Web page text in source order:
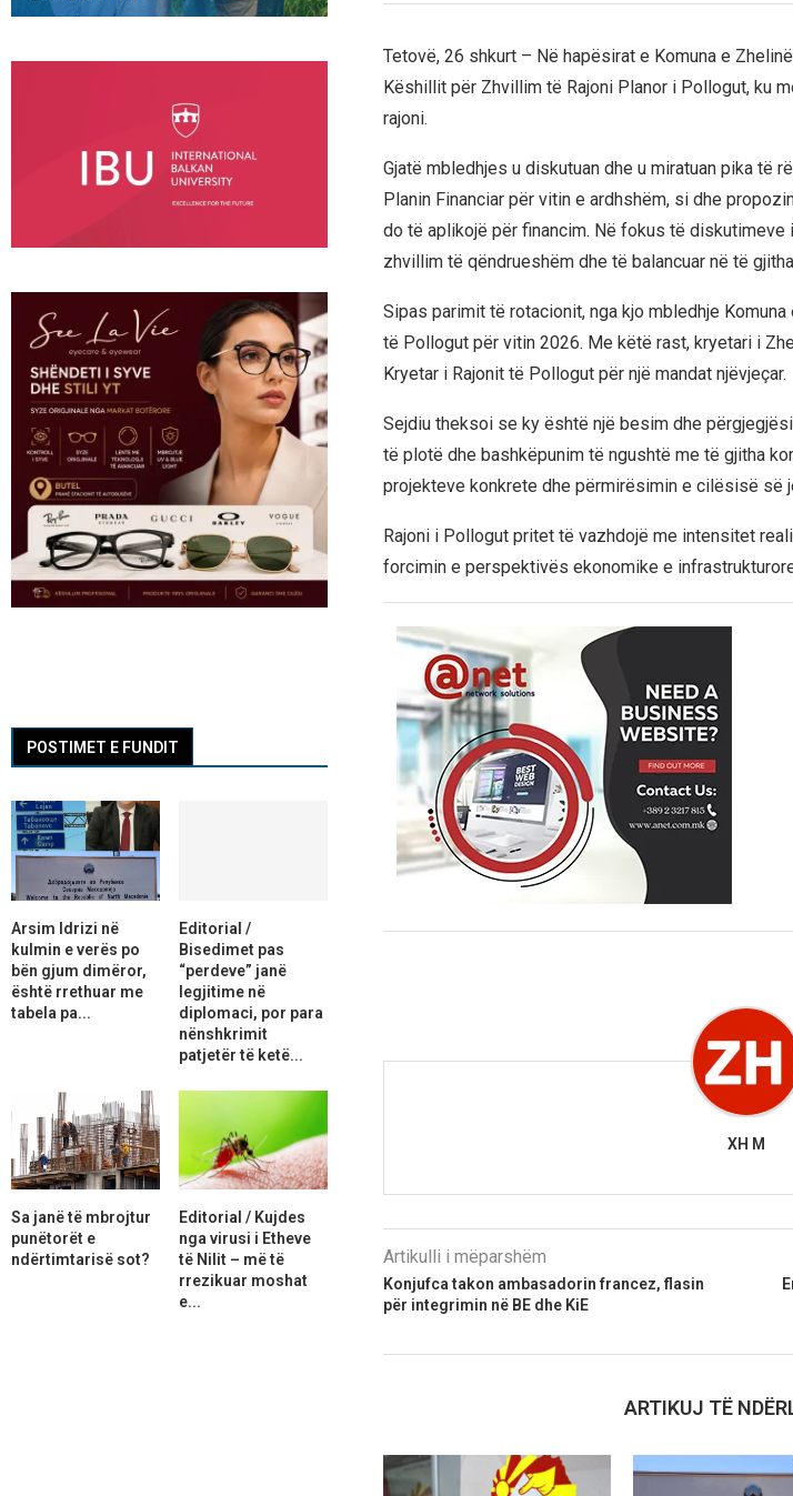
Tetovë, 26 shkurt – Në hapësirat e Komuna e
Këshillit për Zhvillim të Rajoni Planor i Pollogut, ku
rajoni.
Gjatë mbledhjes u diskutuan dhe u miratuan pika të
Planin Financiar për vitin e ardhshëm, si dhe
do të aplikojë për financim. Në fokus të
zhvillim të qëndrueshëm dhe të balancuar në të
Sipas parimit të rotacionit, nga kjo mbledhje
të Pollogut për vitin 2026. Me këtë rast, kryetari i
Kryetar i Rajonit të Pollogut për një mandat njëvjeçar.
Sejdiu theksoi se ky është një besim dhe
të plotë dhe bashkëpunim të ngushtë me të gjitha
projekteve konkrete dhe përmirësimin e cilësisë së
Rajoni i Pollogut pritet të vazhdojë me intensitet
forcimin e perspektivës ekonomike e
XH M
Artikulli i mëparshëm
Konjufca takon ambasadorin francez, flasin
për integrimin në BE dhe KiE
ARTIKUJ TË
POSTIMET E FUNDIT
Arsim Idrizi në
kulmin e verës po
bën gjum dimëror,
është rrethuar me
tabela pa...
Editorial /
Bisedimet pas
“perdeve” janë
legjitime në
diplomaci, por para
nënshkrimit
patjetër të ketë...
Sa janë të mbrojtur
punëtorët e
ndërtimtarisë sot?
Editorial / Kujdes
nga virusi i Etheve
të Nilit – më të
rrezikuar moshat
e...